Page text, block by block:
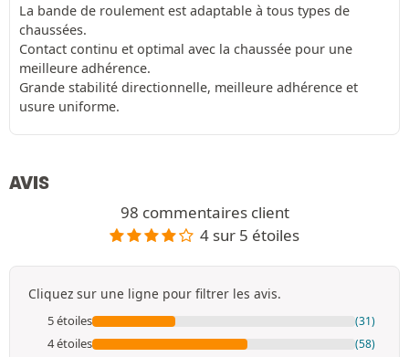
La bande de roulement est adaptable à tous types de
chaussées.
Contact continu et optimal avec la chaussée pour une
meilleure adhérence.
Grande stabilité directionnelle, meilleure adhérence et
usure uniforme.
AVIS
98 commentaires client
4 sur 5 étoiles
Cliquez sur une ligne pour filtrer les avis.
5 étoiles (31)
4 étoiles (58)